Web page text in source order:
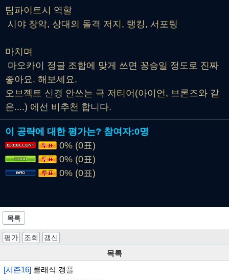
팀파이트시 역할
시야 장악, 상대의 돌격 저지, 탱킹, 서포팅
마치며
마오카이 정글 조합에 맞게 쓰면 꽁승일 정도로 진짜
좋아요. 해보세요.
오브젝트 신경 안쓰는 극 저티어(아이언, 브론즈와 같
은....) 에선 비추천 합니다.
이 공략에 대한 평가는? 참여자:0명
0% (0표)
0% (0표)
0% (0표)
목록
평가 조회 갱신
목록
[시즌16] 클래식 갱플